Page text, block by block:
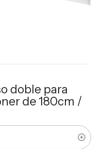
doble para
de 180cm /